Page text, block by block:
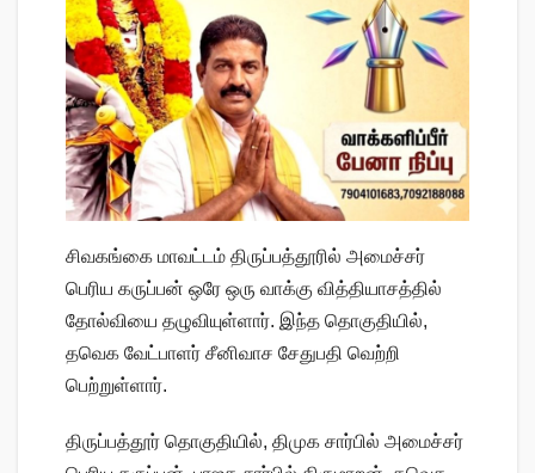
சிவகங்கை மாவட்டம் திருப்பத்தூரில் அமைச்சர்
பெரிய கருப்பன் ஒரே ஒரு வாக்கு வித்தியாசத்தில்
தோல்வியை தழுவியுள்ளார். இந்த தொகுதியில்,
தவெக வேட்பாளர் சீனிவாச சேதுபதி வெற்றி
பெற்றுள்ளார்.
திருப்பத்தூர் தொகுதியில், திமுக சார்பில் அமைச்சர்